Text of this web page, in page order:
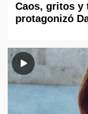
Caos, gritos y
protagonizó